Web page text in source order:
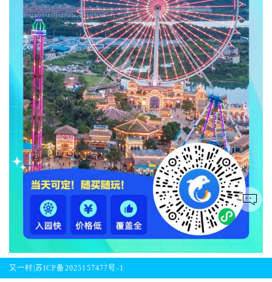
又一村| 苏ICP备2025157477号-1